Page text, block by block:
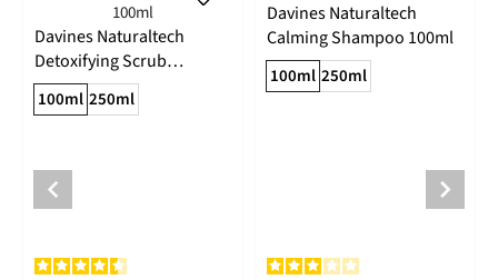
Davines Naturaltech
Detoxifying Scrub
Shampoo 100ml
100ml 250ml
Davines Naturaltech
Calming Shampoo 100ml
100ml 250ml